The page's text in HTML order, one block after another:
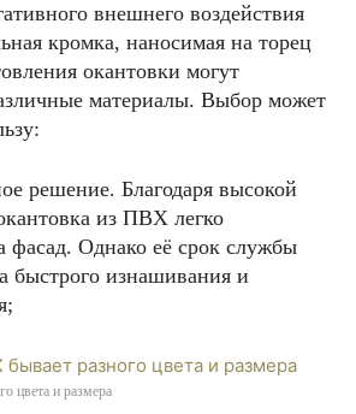
внешнего воздействия
кромка, наносимая на торец
окантовки могут
материалы. Выбор может
решение. Благодаря высокой
из ПВХ легко
фасад. Однако её срок службы
быстрого изнашивания и
цвета и размера